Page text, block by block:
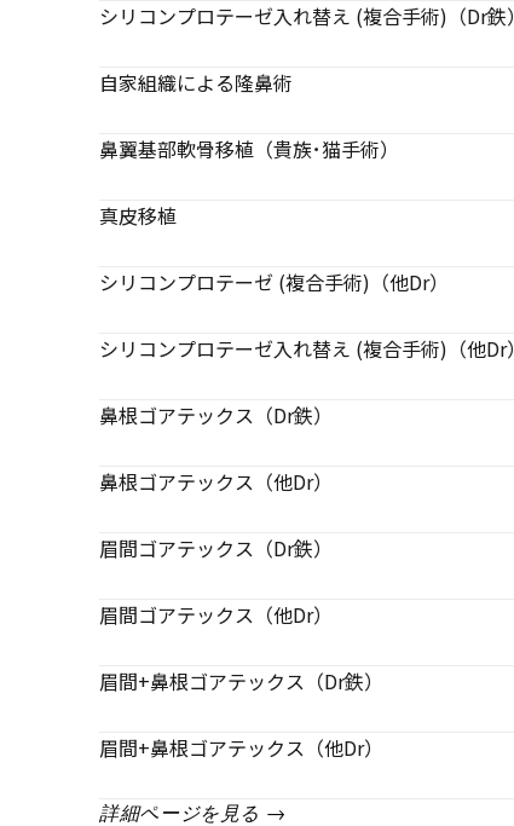
シリコンプロテーゼ入れ替え (複合手術)（Dr鉄）
自家組織による隆鼻術
鼻翼基部軟骨移植（貴族･猫手術）
真皮移植
シリコンプロテーゼ (複合手術)（他Dr）
シリコンプロテーゼ入れ替え (複合手術)（他Dr）
鼻根ゴアテックス（Dr鉄）
鼻根ゴアテックス（他Dr）
眉間ゴアテックス（Dr鉄）
眉間ゴアテックス（他Dr）
眉間+鼻根ゴアテックス（Dr鉄）
眉間+鼻根ゴアテックス（他Dr）
詳細ページを見る →